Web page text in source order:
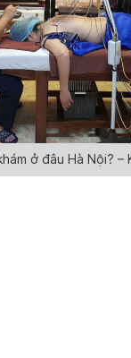
ở đâu Hà Nội? –